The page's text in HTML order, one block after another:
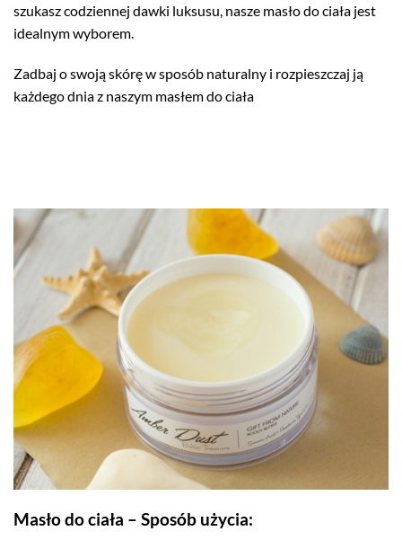
szukasz codziennej dawki luksusu, nasze masło do ciała jest
idealnym wyborem.
Zadbaj o swoją skórę w sposób naturalny i rozpieszczaj ją
każdego dnia z naszym masłem do ciała
Masło do ciała – Sposób użycia: